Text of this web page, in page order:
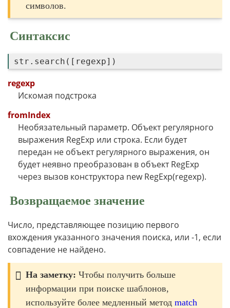
символов.
Синтаксис
regexp
Искомая подстрока
fromIndex
Необязательный параметр. Объект регулярного
выражения RegExp или строка. Если будет
передан не объект регулярного выражения, он
будет неявно преобразован в объект RegExp
через вызов конструктора new RegExp(regexp).
Возвращаемое значение
Число, представляющее позицию первого
вхождения указанного значения поиска, или -1, если
совпадение не найдено.
На заметку: Чтобы получить больше
информации при поиске шаблонов,
используйте более медленный метод match